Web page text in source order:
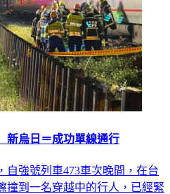
烏日＝成功單線通行
自強號列車473車次晚間，在台
撞到一名穿越中的行人，已經緊